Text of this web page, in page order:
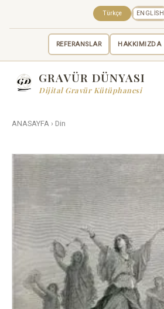
REFERANSLAR HAKKIMIZDA
Türkçe ENGLISH
GRAVÜR DÜNYASI
Dijital Gravür Kütüphanesi
ANASAYFA › Din